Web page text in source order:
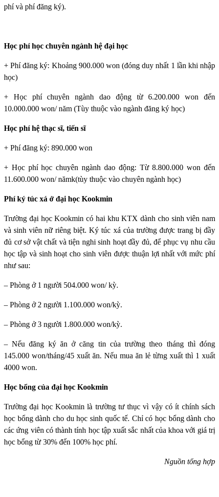
phí và phí đăng ký).
Học phí học chuyên ngành hệ đại học
+ Phí đăng ký: Khoảng 900.000 won (đóng duy nhất 1 lần khi nhập
học)
+ Học phí chuyên ngành dao động từ 6.200.000 won đến
10.000.000 won/ năm (Tùy thuộc vào ngành đăng ký học)
Học phí hệ thạc sĩ, tiến sĩ
+ Phí đăng ký: 890.000 won
+ Học phí học chuyên ngành dao động: Từ 8.800.000 won đến
11.600.000 won/ nămk(tùy thuộc vào chuyên ngành học)
Phí ký túc xá ở đại học Kookmin
Trường đại học Kookmin có hai khu KTX dành cho sinh viên nam
và sinh viên nữ riêng biệt. Ký túc xá của trường được trang bị đầy
đủ cơ sở vật chất và tiện nghi sinh hoạt đầy đủ, để phục vụ nhu cầu
học tập và sinh hoạt cho sinh viên được thuận lợi nhất với mức phí
như sau:
– Phòng ở 1 người 504.000 won/ kỳ.
– Phòng ở 2 người 1.100.000 won/kỳ.
– Phòng ở 3 người 1.800.000 won/kỳ.
– Nếu đăng ký ăn ở căng tin của trường theo tháng thì đóng
145.000 won/tháng/45 xuất ăn. Nếu mua ăn lẻ từng xuất thì 1 xuất
4000 won.
Học bổng của đại học Kookmin
Trường đại học Kookmin là trường tư thục vì vậy có ít chính sách
học bổng dành cho du học sinh quốc tế. Chỉ có học bổng dành cho
các ứng viên có thành tính học tập xuất sắc nhất của khoa với giá trị
học bổng từ 30% đến 100% học phí.
Nguồn tổng hợp